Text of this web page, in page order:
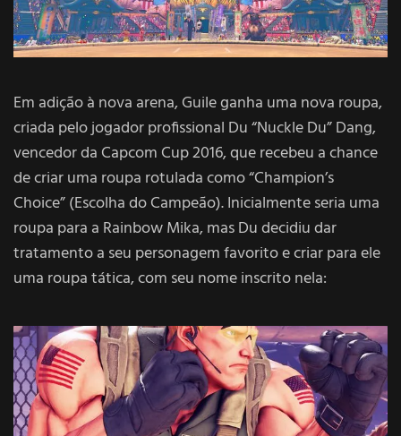
Em adição à nova arena, Guile ganha uma nova roupa,
criada pelo jogador profissional Du “Nuckle Du” Dang,
vencedor da Capcom Cup 2016, que recebeu a chance
de criar uma roupa rotulada como “Champion’s
Choice” (Escolha do Campeão). Inicialmente seria uma
roupa para a Rainbow Mika, mas Du decidiu dar
tratamento a seu personagem favorito e criar para ele
uma roupa tática, com seu nome inscrito nela: